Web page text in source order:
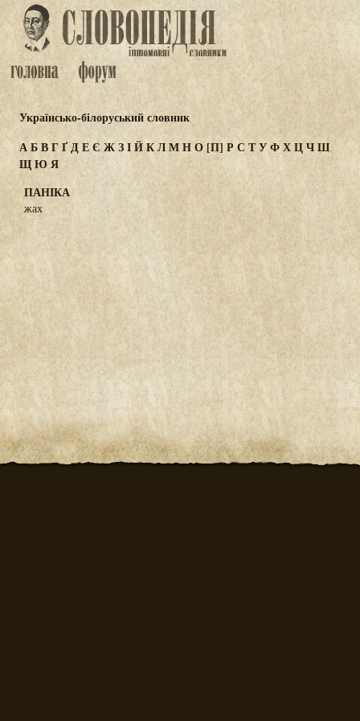
Українсько-білоруський словник
АБВГҐДЕЄ ЖЗІЙКЛМНО[П] Р С ТУФХЦЧШ
ЩЮ Я
ПАНІКА
жах